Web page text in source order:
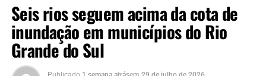
Seis rios seguem acima da cota de
inundação em municípios do Rio
Grande do Sul